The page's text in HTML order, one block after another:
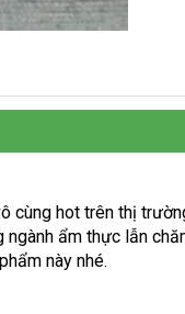
cùng hot trên thị
ẩm thực lẫn
này nhé.